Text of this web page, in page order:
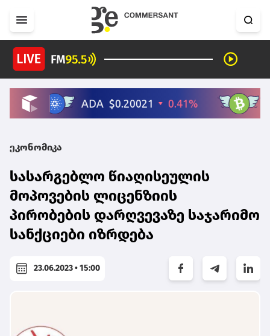
ეკონომიკა
სასარგებლო წიაღისეულის
მოპოვების ლიცენზიის
პირობების დარღვევაზე საჯარიმო
სანქციები იზრდება
23.06.2023 • 15:00